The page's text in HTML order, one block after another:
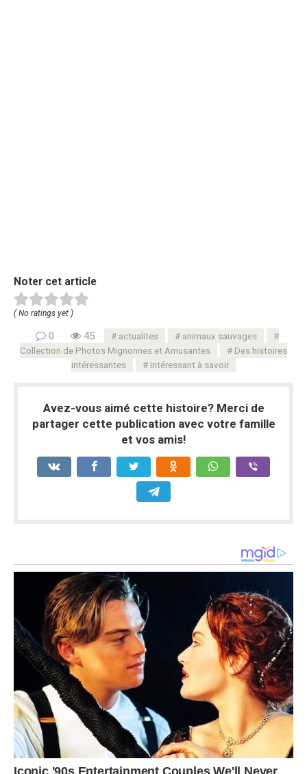
Noter cet article
( No ratings yet )
0 45 actualites
animaux sauvages
Collection de Photos Mignonnes et Amusantes
Des histoires
intéressantes
Intéressant à savoir
Avez-vous aimé cette histoire? Merci de
partager cette publication avec votre famille
et vos amis!